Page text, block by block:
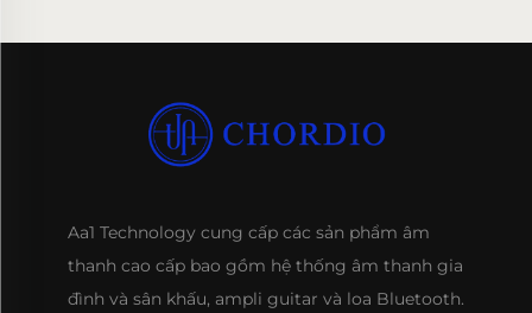
Aa1 Technology cung cấp các sản phẩm âm
thanh cao cấp bao gồm hệ thống âm thanh gia
đình và sân khấu, ampli guitar và loa Bluetooth.